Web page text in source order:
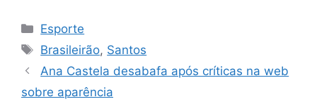
Categorias
Esporte
Tags
Brasileirão, Santos
Ana Castela desabafa após críticas na web
sobre aparência